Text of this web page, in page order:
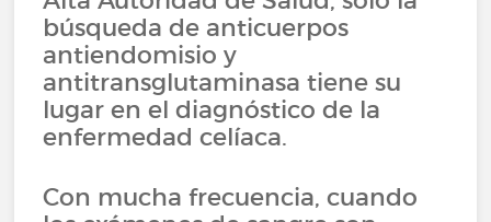
búsqueda de anticuerpos
antiendomisio y
antitransglutaminasa tiene su
lugar en el diagnóstico de la
enfermedad celíaca.
Con mucha frecuencia, cuando